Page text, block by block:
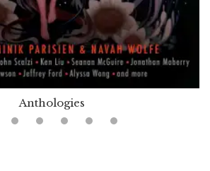
Anthologies
$ 7.99 $36.99